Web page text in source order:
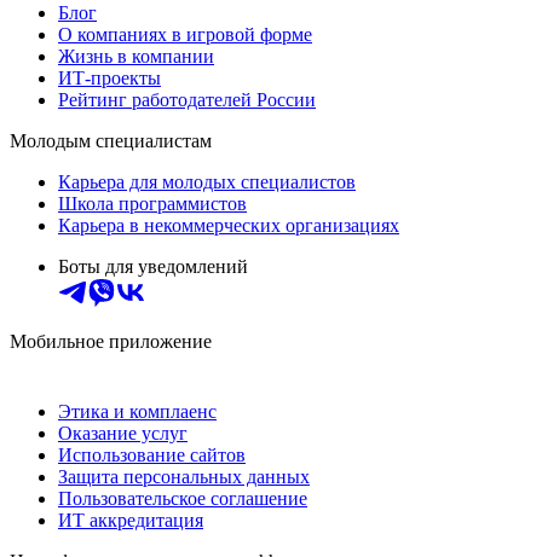
Блог
О компаниях в игровой форме
Жизнь в компании
ИТ-проекты
Рейтинг работодателей России
Молодым специалистам
Карьера для молодых специалистов
Школа программистов
Карьера в некоммерческих организациях
Боты для уведомлений
Мобильное приложение
Этика и комплаенс
Оказание услуг
Использование сайтов
Защита персональных данных
Пользовательское соглашение
ИТ аккредитация